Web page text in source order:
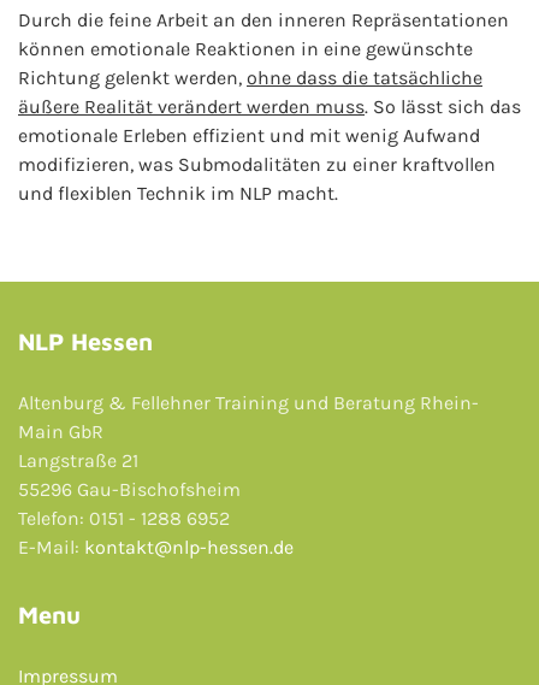
Durch die feine Arbeit an den inneren Repräsentationen
können emotionale Reaktionen in eine gewünschte
Richtung gelenkt werden, ohne dass die tatsächliche
äußere Realität verändert werden muss. So lässt sich das
emotionale Erleben effizient und mit wenig Aufwand
modifizieren, was Submodalitäten zu einer kraftvollen
und flexiblen Technik im NLP macht.
NLP Hessen
Altenburg & Fellehner Training und Beratung Rhein-
Main GbR
Langstraße 21
55296 Gau-Bischofsheim
Telefon: 0151 - 1288 6952
E-Mail: kontakt@nlp-hessen.de
Menu
Impressum